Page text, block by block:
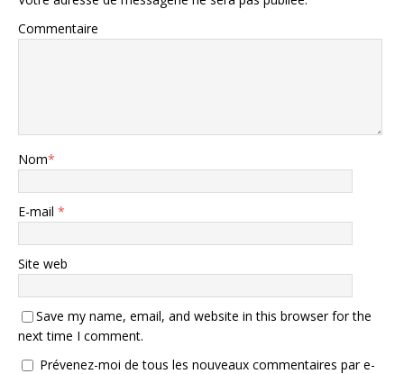
Commentaire
Nom*
E-mail *
Site web
Save my name, email, and website in this browser for the
next time I comment.
Prévenez-moi de tous les nouveaux commentaires par e-